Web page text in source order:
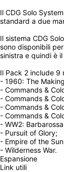
Il CDG Solo
standard a due
Il sistema CDG
sono disponibili
sinistra e quindi è
Il Pack 2 include 9
- 1960: The
- Commands &
- Commands &
- Commands &
- Commands &
- WW2:
- Pursuit of Glory;
- Empire of the
- Wilderness War.
Espansione
Link utili